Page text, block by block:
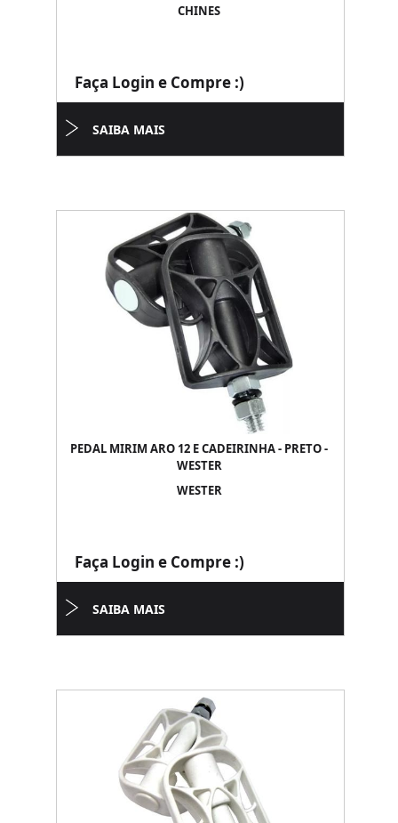
CHINES
Faça Login e Compre :)
SAIBA MAIS
PEDAL MIRIM ARO 12 E CADEIRINHA - PRETO -
WESTER
WESTER
Faça Login e Compre :)
SAIBA MAIS